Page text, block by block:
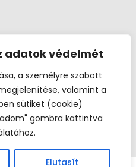
adatok védelmét
a személyre szabott
valamint a
sütiket (cookie)
gombra kattintva
Elutasít